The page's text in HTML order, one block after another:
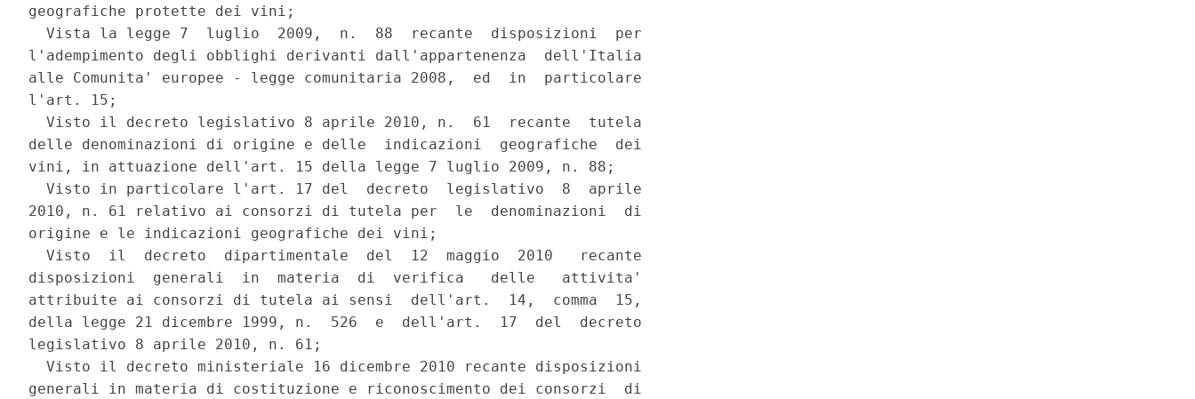
geografiche protette dei vini;
  Vista la legge 7  luglio  2009,  n.  88  recante  disposizioni  per
l'adempimento degli obblighi derivanti dall'appartenenza  dell'Italia
alle Comunita' europee - legge comunitaria 2008,  ed  in  particolare
l'art. 15;
  Visto il decreto legislativo 8 aprile 2010, n.  61  recante  tutela
delle denominazioni di origine e delle  indicazioni  geografiche  dei
vini, in attuazione dell'art. 15 della legge 7 luglio 2009, n. 88;
  Visto in particolare l'art. 17 del  decreto  legislativo  8  aprile
2010, n. 61 relativo ai consorzi di tutela per  le  denominazioni  di
origine e le indicazioni geografiche dei vini;
  Visto  il  decreto  dipartimentale  del  12  maggio  2010   recante
disposizioni  generali  in  materia  di  verifica   delle   attivita'
attribuite ai consorzi di tutela ai sensi  dell'art.  14,  comma  15,
della legge 21 dicembre 1999, n.  526  e  dell'art.  17  del  decreto
legislativo 8 aprile 2010, n. 61;
  Visto il decreto ministeriale 16 dicembre 2010 recante disposizioni
generali in materia di costituzione e riconoscimento dei consorzi  di